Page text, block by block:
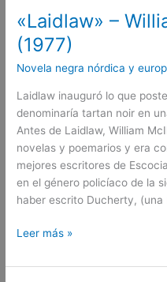
«Laidlaw» –
(1977)
Novela negra nórdica y
Laidlaw inauguró lo que
denominaría tartan noir en
Antes de Laidlaw, William
novelas y poemarios y era
mejores escritores de
en el género policíaco de la
haber escrito Ducherty,
Leer más »